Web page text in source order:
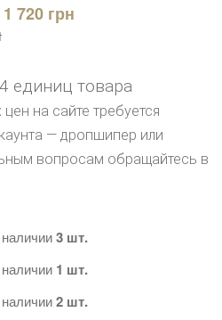
1 720 грн
единиц товара
на сайте требуется
— дропшипер или
вопросам обращайтесь в
3 шт.
1 шт.
2 шт.